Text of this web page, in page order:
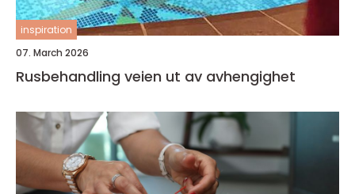
inspiration
07. March 2026
Rusbehandling veien ut av avhengighet